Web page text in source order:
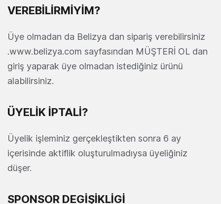
VEREBİLİRMİYİM?
Üye olmadan da Belizya dan sipariş verebilirsiniz
.www.belizya.com sayfasından MÜŞTERİ OL dan
giriş yaparak üye olmadan istediğiniz ürünü
alabilirsiniz.
ÜYELİK İPTALİ?
Üyelik işleminiz gerçekleştikten sonra 6 ay
içerisinde aktiflik oluşturulmadıysa üyeliğiniz
düşer.
SPONSOR DEGİŞİKLİGİ